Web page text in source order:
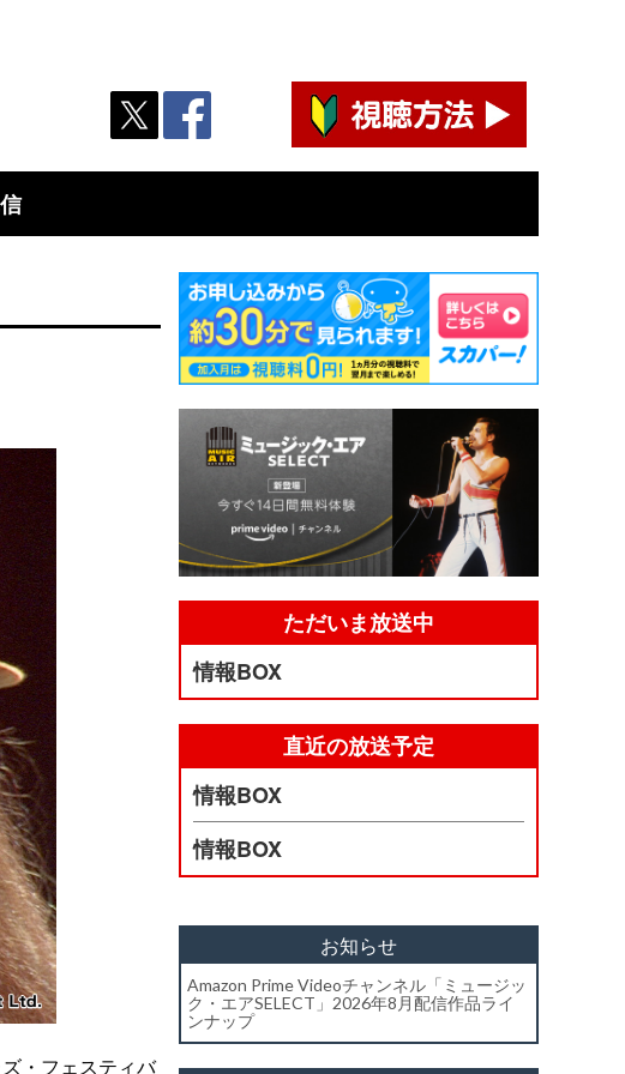
・フェスティバ
ただいま放送中
情報BOX
直近の放送予定
情報BOX
情報BOX
お知らせ
Amazon Prime Videoチャンネル「ミュージッ
ク・エアSELECT」2026年8月配信作品ライ
ンナップ